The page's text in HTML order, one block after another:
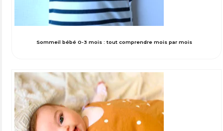
Sommeil bébé 0-3 mois : tout comprendre mois par mois